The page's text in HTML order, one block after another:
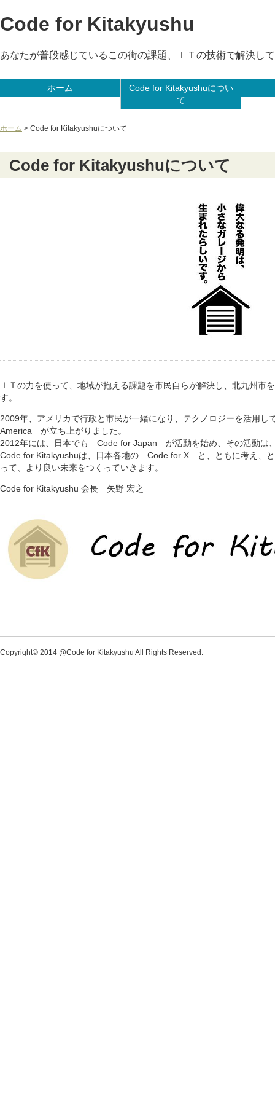
Code for Kitakyushu
あなたが普段感じているこの街の課題、ＩＴの技術で解決し
ホーム
Code for Kitakyushuについ
て
ホーム > Code for Kitakyushuについて
Code for Kitakyushuについて
ＩＴの力を使って、地域が抱える課題を市民自らが解決し、北九州市
す。
2009年、アメリカで行政と市民が一緒になり、テクノロジーを活用
America が立ち上がりました。
2012年には、日本でも Code for Japan が活動を始め、その活動は
Code for Kitakyushuは、日本各地の Code for X と、ともに考え、
って、より良い未来をつくっていきます。
Code for Kitakyushu 会長 矢野 宏之
Copyright© 2014 @Code for Kitakyushu All Rights Reserved.